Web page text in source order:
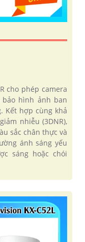
cho phép camera
hình ảnh ban
Kết hợp cùng khả
nhiễu (3DNR),
sắc chân thực và
ánh sáng yếu
sáng hoặc chói